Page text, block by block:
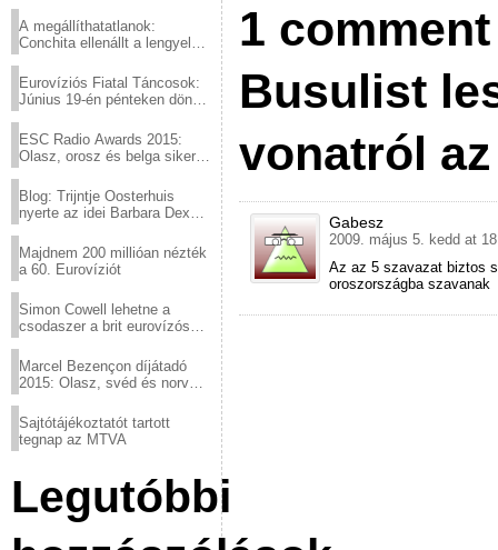
A megállíthatatlanok:
Conchita ellenállt a lengyel
Eurovíziós Fiatal Táncosok:
Június 19-én pénteken döntő
ESC Radio Awards 2015:
Olasz, orosz és belga siker,
Blog: Trijntje Oosterhuis
nyerte az idei Barbara Dex
Majdnem 200 millióan nézték
a 60. Eurovíziót
Simon Cowell lehetne a
csodaszer a brit eurovízós
Marcel Bezençon díjátadó
2015: Olasz, svéd és norvég
Sajtótájékoztatót tartott
tegnap az MTVA
Legutóbbi
1
Busulist
vonatról
Gabesz
2009. május 5. kedd at
Az az 5 szavazat biztos
oroszországba szavanak